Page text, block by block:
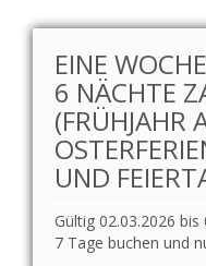
EINE
6 NÄCHTE
(FRÜHJAHR
ND
Gültig 02.03.2026 bis
7 Tage buchen und